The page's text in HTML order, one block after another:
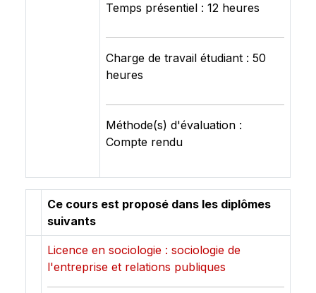
Temps présentiel : 12 heures
Charge de travail étudiant : 50
heures
Méthode(s) d'évaluation :
Compte rendu
Ce cours est proposé dans les diplômes
suivants
Licence en sociologie : sociologie de
l'entreprise et relations publiques